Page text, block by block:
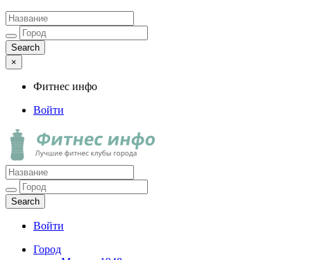
×
Фитнес инфо
Войти
Фитнес инфо
Лучшие фитнес клубы города
Войти
Город